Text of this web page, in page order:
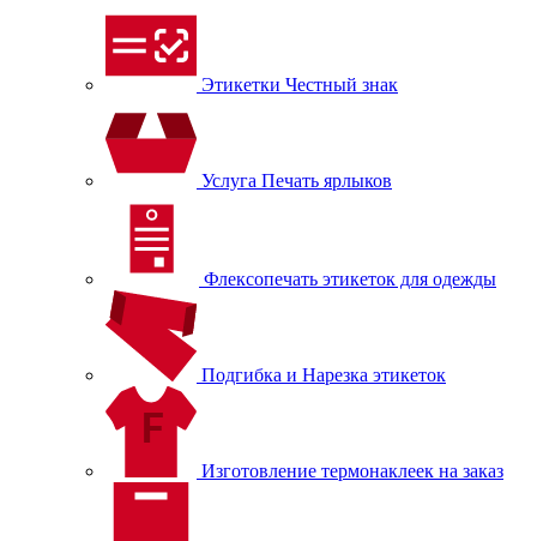
Этикетки Честный знак
Услуга Печать ярлыков
Флексопечать этикеток для одежды
Подгибка и Нарезка этикеток
Изготовление термонаклеек на заказ